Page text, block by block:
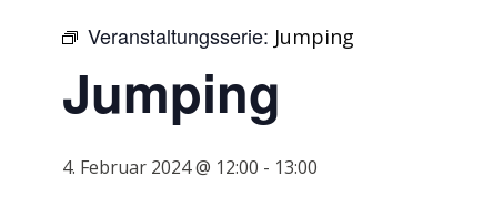
Veranstaltungsserie: Jumping
Jumping
4. Februar 2024 @ 12:00 - 13:00